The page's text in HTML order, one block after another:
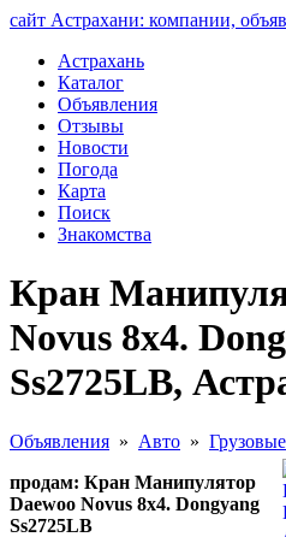
сайт Астрахани: компании,
Астрахань
Каталог
Объявления
Отзывы
Новости
Погода
Карта
Поиск
Знакомства
Кран
Novus 8х4.
Ss2725LB,
Объявления » Авто »
продам: Кран Манипулятор
Daewoo Novus 8х4. Dongyang
Ss2725LB